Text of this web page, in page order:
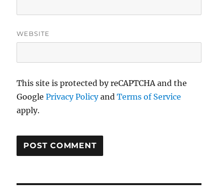
WEBSITE
This site is protected by reCAPTCHA and the
GooglePrivacy PolicyandTerms of Service
apply.